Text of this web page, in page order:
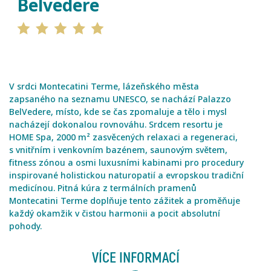
Belvedere
V srdci Montecatini Terme, lázeňského města
zapsaného na seznamu UNESCO, se nachází Palazzo
BelVedere, místo, kde se čas zpomaluje a tělo i mysl
nacházejí dokonalou rovnováhu. Srdcem resortu je
HOME Spa, 2000 m² zasvěcených relaxaci a regeneraci,
s vnitřním i venkovním bazénem, saunovým světem,
fitness zónou a osmi luxusními kabinami pro procedury
inspirované holistickou naturopatií a evropskou tradiční
medicínou. Pitná kúra z termálních pramenů
Montecatini Terme doplňuje tento zážitek a proměňuje
každý okamžik v čistou harmonii a pocit absolutní
pohody.
VÍCE INFORMACÍ